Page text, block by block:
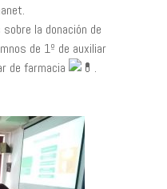
la donación de
de 1º de auxiliar
de farmacia
.